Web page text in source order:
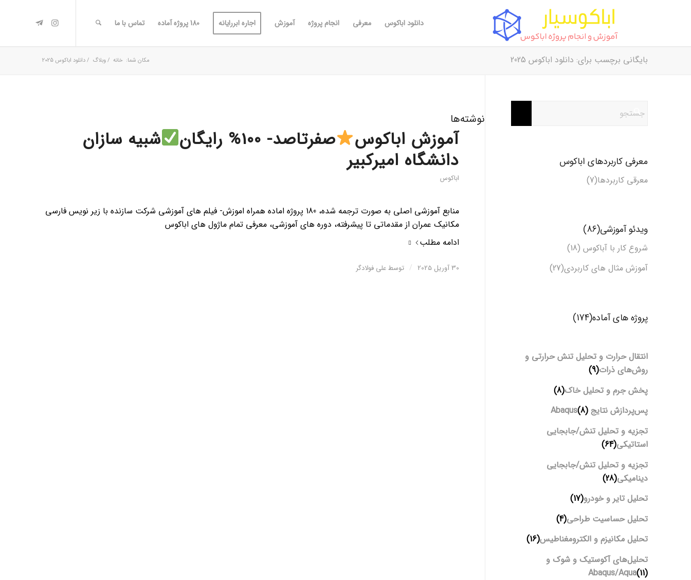
دانلود اباکوس معرفی انجام پروژه آموزش اجاره ابررایانه 180 پروژه آماده تماس با ما
بایگانی برچسب برای: دانلود اباکوس 2025 مکان شما: خانه /وبلاگ /دانلود اباکوس 2025
نوشته‌ها
آموزش اباکوس صفرتاصد- 100% رایگان
شبیه سازان
دانشگاه امیرکبیر
اباکوس
منابع آموزشی اصلی به صورت ترجمه شده، 180 پروژه اماده همراه اموزش- فیلم های آموزشی شرکت سازنده با زیر نویس فارسی
مکانیک عمران از مقدماتی تا پیشرفته، دوره های آموزشی، معرفی تمام ماژول های اباکوس
ادامه مطلب
30 آوریل 2025 / توسطعلی فولادگر
معرفی کاربردهای اباکوس
معرقی کاربردها(7)
ویدئو آموزشی(86)
شروع کار با آباکوس (18)
آموزش مثال های کاربردی(27)
پروژه های آماده(174)
انتقال حرارت و تحلیل تنش حرارتی و
روش‌های ذرات(9)
پخش جرم و تحلیل خاک(8)
پس‌پردازش نتایج Abaqus (8)
تجزیه و تحلیل تنش/جابجایی
استاتیکی(64)
تجزیه و تحلیل تنش/جابجایی
دینامیکی(28)
تحلیل تایر و خودرو(17)
تحلیل حساسیت طراحی(4)
تحلیل مکانیزم و الکترومغناطیس(16)
تحلیل‌های آکوستیک و شوک و
Abaqus/Aqua(11)